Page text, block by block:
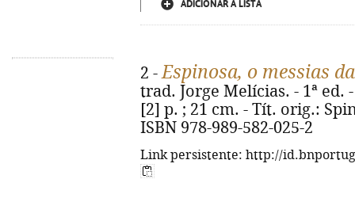
ADICIONAR À LISTA
2 -Espinosa, o messias
trad. Jorge Melícias. - 1ª ed.
[2] p. ; 21 cm. - Tít. orig.:
ISBN 978-989-582-025-2
Link persistente: http://